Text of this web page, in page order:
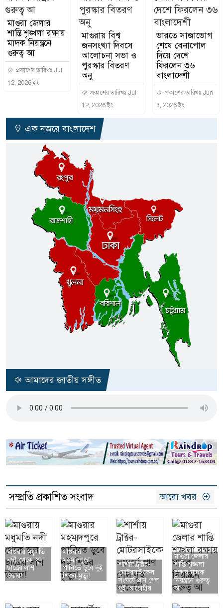
মাগুরা জেলার
শান্তি শৃঙ্খলা রক্ষায়
মাদক নিয়ন্ত্রনে
গুরুত্ব আ
প্রকাশের তারিখঃ Jul
12, 2026 ইং
মাগুরায় বিশ্ব
জনসংখ্যা দিবসে
আলোচনা সভা ও
পুরস্কার বিতরণ
অনু
প্রকাশের তারিখঃ Jul
12, 2026 ইং
ভারতে সাজাভোগ
শেষে বেনাপোল
দিয়ে দেশে
ফিরলেন ৩৬
বাংলাদেশী
প্রকাশের তারিখঃ Jun
3, 2026 ইং
এক নজরে বাংলাদেশ
আমাদের জাতীয় সঙ্গীত
সম্প্রতি প্রকাশিত সংবাদ আরো খবর
মাগুরায় মধুমতি
নদী থেকে স্কুল
ছাত্রের লাশ
উদ্ধার!
মাগুরার
মহম্মদপুরে
পানিতে ডুবে দুই
শিশুর মৃত্যু!
শার্শায় ট্রাক্টর-
মোটরসাইকেল
সংঘর্ষে প্রাণ গেল
দুই আরোহীর
মাগুরা জেলার
শান্তি শৃঙ্খলা
রক্ষায় মাদক
নিয়ন্ত্রনে গুরুত্ব
আ